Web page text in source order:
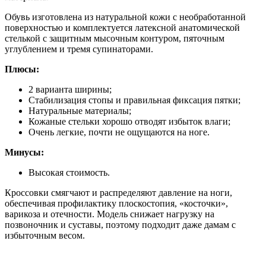
Обувь изготовлена из натуральной кожи с необработанной
поверхностью и комплектуется латексной анатомической
стелькой с защитным мысочным контуром, пяточным
углублением и тремя супинаторами.
Плюсы:
2 варианта ширины;
Стабилизация стопы и правильная фиксация пятки;
Натуральные материалы;
Кожаные стельки хорошо отводят избыток влаги;
Очень легкие, почти не ощущаются на ноге.
Минусы:
Высокая стоимость.
Кроссовки смягчают и распределяют давление на ноги,
обеспечивая профилактику плоскостопия, «косточки»,
варикоза и отечности. Модель снижает нагрузку на
позвоночник и суставы, поэтому подходит даже дамам с
избыточным весом.